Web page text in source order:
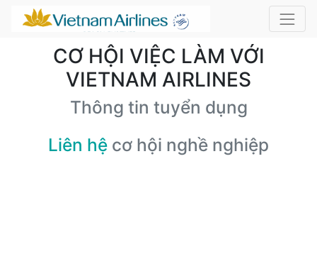
CƠ HỘI VIỆC LÀM VỚI
VIETNAM AIRLINES
Thông tin tuyển dụng
Liên hệ cơ hội nghề nghiệp